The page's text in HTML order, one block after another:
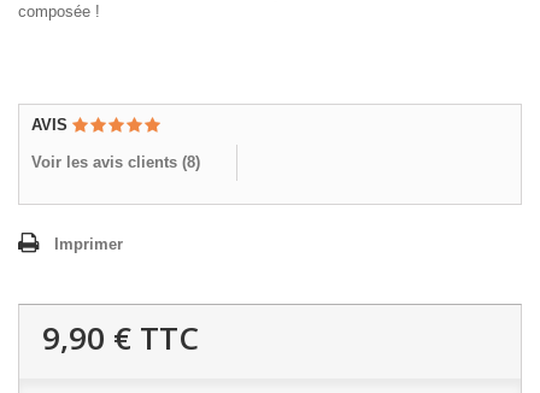
composée !
AVIS
Voir les avis clients (8)
Imprimer
9,90 € TTC